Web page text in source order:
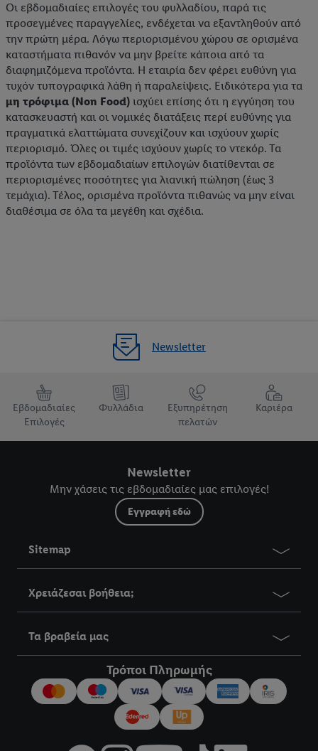
Οι εβδομαδιαίες επιλογές του φυλλαδίου, παρά τις
προσεγμένες παραγγελίες, ενδέχεται να εξαντληθούν από
την πρώτη μέρα. Λόγω περιορισμένου χώρου σε ορισμένα
καταστήματα πιθανόν να μην βρείτε κάποια από τα
διαφημιζόμενα προϊόντα. Η εταιρία δεν φέρει ευθύνη για
τυχόν τυπογραφικά λάθη ή παραλείψεις. Ειδικότερα για τα
μη τρόφιμα (Non Food) ισχύει επίσης ότι η εγγύηση του
κατασκευαστή και οι νομικές διατάξεις περί ευθύνης για
πραγματικά ελαττώματα συνεχίζουν και ισχύουν χωρίς
περιορισμό. Όλες οι τιμές ισχύουν χωρίς το ντεκόρ. Τα
προϊόντα των εβδομαδιαίων επιλογών διατίθενται σε
περιορισμένες ποσότητες για λιανική πώληση (έως 3
τεμάχια). Τέλος, ορισμένα προϊόντα πιθανώς να μην είναι
διαθέσιμα σε όλα τα μεγέθη και σχέδια.
Newsletter
Εβδομαδιαίες
Επιλογές
Φυλλάδια
Εξυπηρέτηση
πελατών
Καριέρα
Newsletter
Μην χάσεις τις εβδομαδιαίες μας επιλογές!
Εγγραφή εδώ
Sitemap
Χρειάζεσαι βοήθεια;
Τα βραβεία μας
Τρόποι Πληρωμής